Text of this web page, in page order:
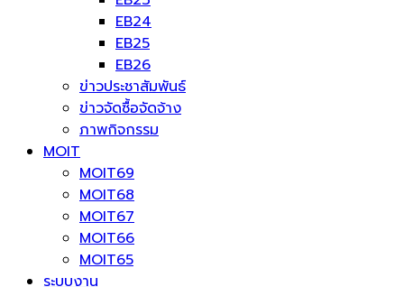
EB24
EB25
EB26
ข่าวประชาสัมพันธ์
ข่าวจัดซื้อจัดจ้าง
ภาพกิจกรรม
MOIT
MOIT69
MOIT68
MOIT67
MOIT66
MOIT65
ระบบงาน